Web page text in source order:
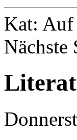
Kat: Auf
Nächste